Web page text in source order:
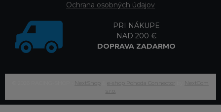
Ochrana osobných údajov
PRI NÁKUPE
NAD 200 €
DOPRAVA ZADARMO
NextShop e-shop Pohoda Connector
NextCom